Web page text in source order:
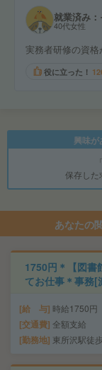
就業済み
40代女性
実務者研修の資格
役に立った！
興味
保存した
あなたの
1750円＊【図書
てお仕事＊事務[
給 与 時給1750
交通費 全額支給
勤務地 東所沢駅徒